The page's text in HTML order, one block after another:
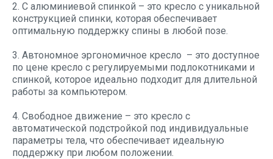
2. С алюминиевой спинкой – это кресло с уникальной
конструкцией спинки, которая обеспечивает
оптимальную поддержку спины в любой позе.
3. Автономное эргономичное кресло – это доступное
по цене кресло с регулируемыми подлокотниками и
спинкой, которое идеально подходит для длительной
работы за компьютером.
4. Свободное движение – это кресло с
автоматической подстройкой под индивидуальные
параметры тела, что обеспечивает идеальную
поддержку при любом положении.